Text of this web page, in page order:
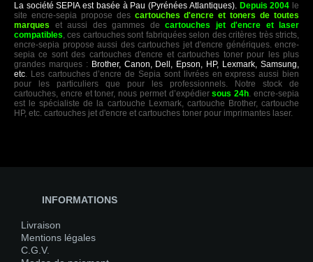
La société SEPIA est basée à Pau (Pyrénées Atlantiques). Depuis 2004 le
site encre-sepia propose des cartouches d'encre et toners de toutes
marques et aussi des gammes de cartouches jet d'encre et laser
compatibles, ces cartouches sont fabriquées selon des critères très stricts,
encre-sepia propose aussi des cartouches jet d'encre génériques. encre-
sepia ce sont des cartouches d'encre et cartouches toner pour les plus
grandes marques : Brother, Canon, Dell, Epson, HP, Lexmark, Samsung,
etc. Les cartouches d’encre de Sepia sont livrées en express aussi bien
pour les particuliers que pour les professionnels. Notre stock de
cartouches, encre et toner, nous permet d’expédiersous 24h. encre-sepia
est le spécialiste de la cartouche Lexmark, cartouche Brother, cartouche
HP, etc. cartouches jet d'encre et cartouches toner pour imprimantes laser.
INFORMATIONS
Livraison
Mentions légales
C.G.V.